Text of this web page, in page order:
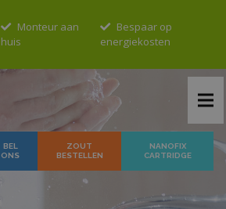
Monteur aan
huis
Bespaar op
energiekosten
BEL
ONS
ZOUT
BESTELLEN
NANOFIX
CARTRIDGE